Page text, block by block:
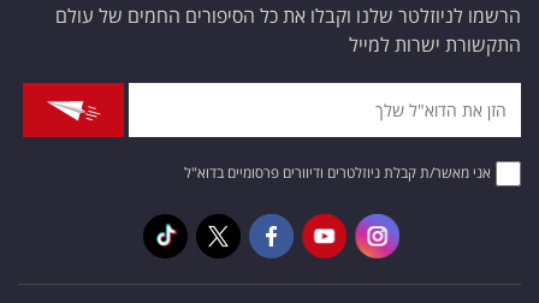
הרשמו לניוזלטר שלנו וקבלו את כל הסיפורים החמים של עולם
התקשורת ישרות למייל
אני מאשר/ת קבלת ניוזלטרים ודיוורים פרסומיים בדוא"ל